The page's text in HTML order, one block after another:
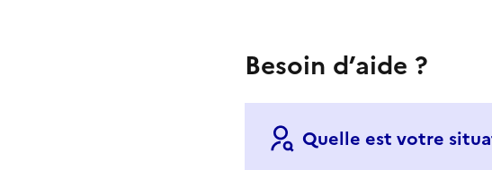
Besoin d’aide ?
Quelle est votre